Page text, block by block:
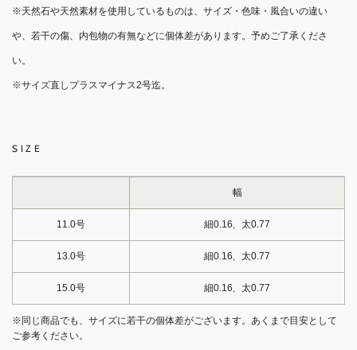
※天然石や天然素材を使用しているものは、サイズ・色味・風合いの違い
や、若干の傷、内包物の有無などに個体差があります。予めご了承くださ
い。
※サイズ直しプラスマイナス2号迄。
SIZE
幅
11.0号 細0.16、太0.77
13.0号 細0.16、太0.77
15.0号 細0.16、太0.77
※同じ商品でも、サイズに若干の個体差がございます。あくまで目安として
ご参考ください。